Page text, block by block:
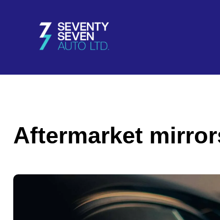
Aftermarket